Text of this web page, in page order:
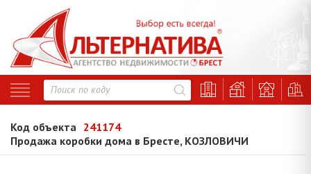
Код объекта 241174
Продажа коробки дома в Бресте, КОЗЛОВИЧИ